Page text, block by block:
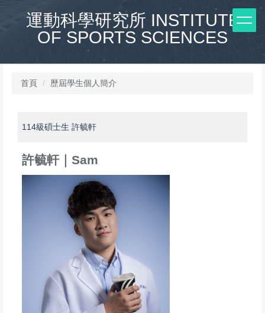
運動科學研究所 INSTITUTE
OF SPORTS SCIENCES
首頁 歷屆學生個人簡介
114級碩士生 許毓軒
許毓軒｜Sam